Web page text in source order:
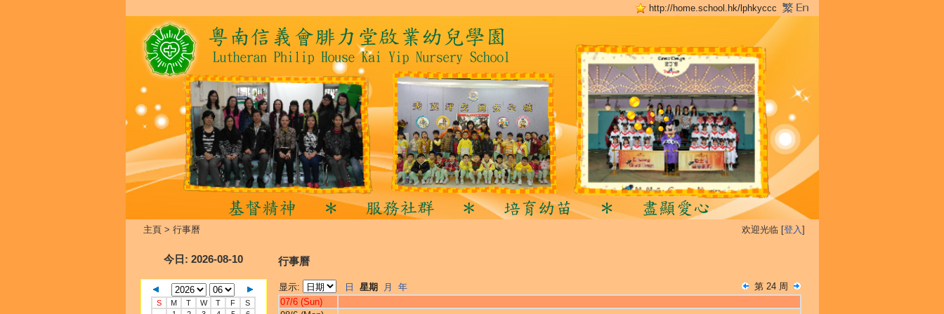
http://home.school.hk/lphkyccc
主頁> 行事曆 欢迎光临 [登入]
今日 : 2026-08-10
S M T W T F
S
行事曆
显示: 日 星期 月 年
第 24 周
07/6 (Sun)